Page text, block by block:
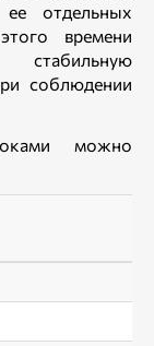
отдельных
времени
соблюдении
можно